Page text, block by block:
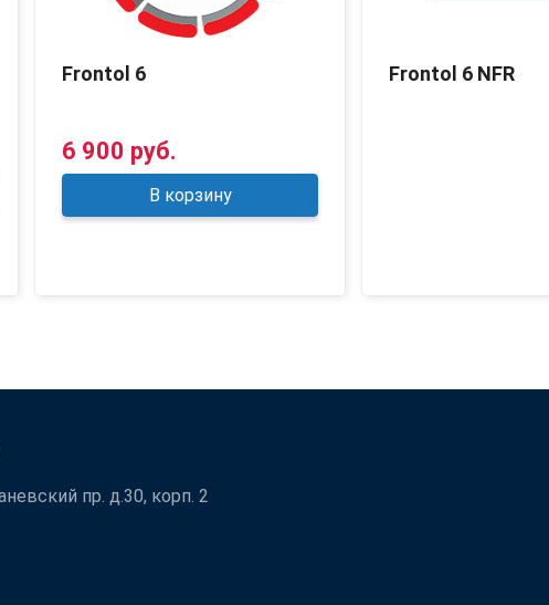
Frontol 6
6 900 руб.
В корзину
Frontol 6 NFR
пр. д.30, корп. 2